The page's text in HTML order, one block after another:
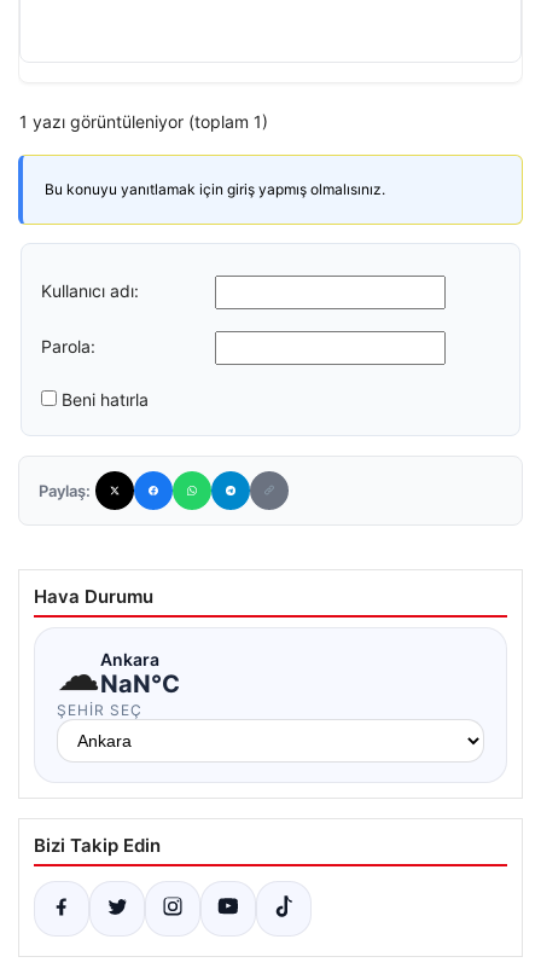
1 yazı görüntüleniyor (toplam 1)
Bu konuyu yanıtlamak için giriş yapmış olmalısınız.
Kullanıcı adı:
Parola:
Beni hatırla
Paylaş:
Hava Durumu
☁Ankara
NaN°C
ŞEHIR SEÇ
Bizi Takip Edin